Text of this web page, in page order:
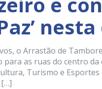
o Arrastão de
as ruas do centro
Turismo e
[…]